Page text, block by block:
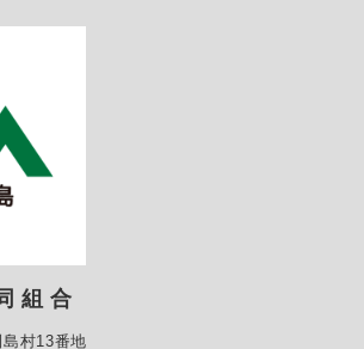
組 合
村13番地